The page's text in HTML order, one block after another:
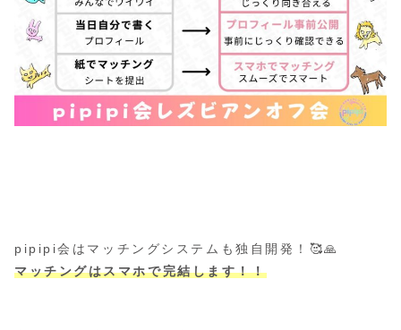
pipipi会はマッチングシステムも独自開発！🥰🙏
マッチングはスマホで完結します！！